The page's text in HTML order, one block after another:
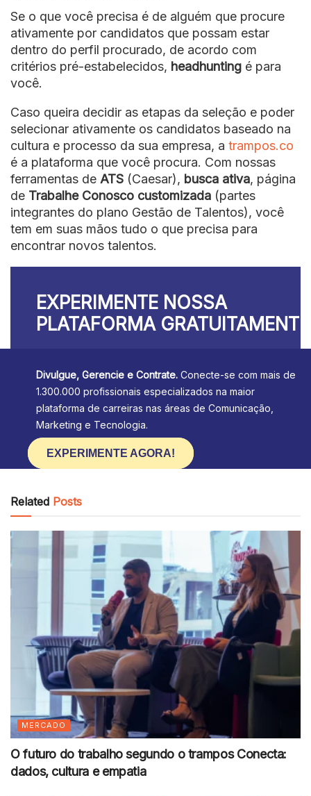
Se o que você precisa é de alguém que procure
ativamente por candidatos que possam estar
dentro do perfil procurado, de acordo com
critérios pré-estabelecidos, headhunting é para
você.
Caso queira decidir as etapas da seleção e poder
selecionar ativamente os candidatos baseado na
cultura e processo da sua empresa, a trampos.co
é a plataforma que você procura. Com nossas
ferramentas de ATS (Caesar), busca ativa, página
de Trabalhe Conosco customizada (partes
integrantes do plano Gestão de Talentos), você
tem em suas mãos tudo o que precisa para
encontrar novos talentos.
EXPERIMENTE NOSSA
PLATAFORMA GRATUITAMENTE
Divulgue, Gerencie e Contrate. Conecte-se com mais de
1.300.000 profissionais especializados na maior
plataforma de carreiras nas áreas de Comunicação,
Marketing e Tecnologia.
EXPERIMENTE AGORA!
Related Posts
MERCADO
O futuro do trabalho segundo o trampos Conecta:
dados, cultura e empatia